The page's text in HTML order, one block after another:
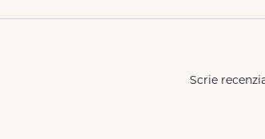
Scrie